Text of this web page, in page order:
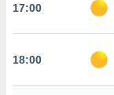
au
web.
17:00
18:00